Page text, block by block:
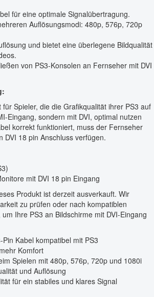
für eine optimale Signalübertragung.
Auflösungsmodi: 480p, 576p, 720p
und bietet eine überlegene Bildqualität
von PS3-Konsolen an Fernseher mit DVI
Spieler, die die Grafikqualität ihrer PS3 auf
Eingang, sondern mit DVI, optimal nutzen
korrekt funktioniert, muss der Fernseher
DVI 18 pin Anschluss verfügen.
mit DVI 18 pin Eingang
Produkt ist derzeit ausverkauft. Wir
zu prüfen oder nach kompatiblen
Ihre PS3 an Bildschirme mit DVI-Eingang
Pin Kabel kompatibel mit PS3
Komfort
Spielen mit 480p, 576p, 720p und 1080i
und Auflösung
für ein stabiles und klares Signal